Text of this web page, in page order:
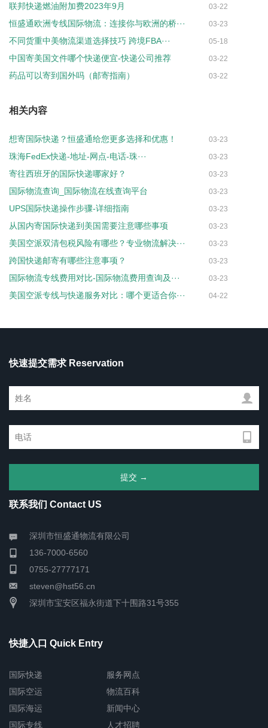
联邦快递燃油附加费2023年9月 03-22
恒盛通欧洲专线国际物流：连接你与欧洲的桥··· 03-23
不同货重中美物流渠道选择技巧 跨境FBA··· 05-18
中国寄美国文件哪个快递便宜-快递公司推荐 03-22
药品可以寄到国外吗（邮寄指南） 03-22
相关内容
想寄国际快递？恒盛通给您更多选择和优惠！ 03-23
珠海FedEx快递-地址-网点-电话-珠··· 03-23
寄往西班牙的国际快递哪家好？ 03-23
国际物流查询_国际物流在线查询平台 03-23
UPS国际快递操作步骤-详细指南 03-23
从国内寄国际快递到美国需要注意哪些事项 03-23
美国空派双清包税风险有哪些？专业物流解决··· 03-23
跨国快递邮寄有哪些注意事项？ 03-23
国际物流专线费用对比-国际物流费用查询及··· 03-23
美国空派专线与快递服务对比：哪个更适合你··· 04-22
快速提交需求 Reservation
联系我们 Contact US
深圳市恒盛通物流有限公司
136-7000-6560
0755-27777171
steven@hst56.cn
深圳市宝安区福永街道下十围路31号355
快捷入口 Quick Entry
国际快递
国际空运
国际海运
国际专线
服务网点
物流百科
新闻中心
人才招聘